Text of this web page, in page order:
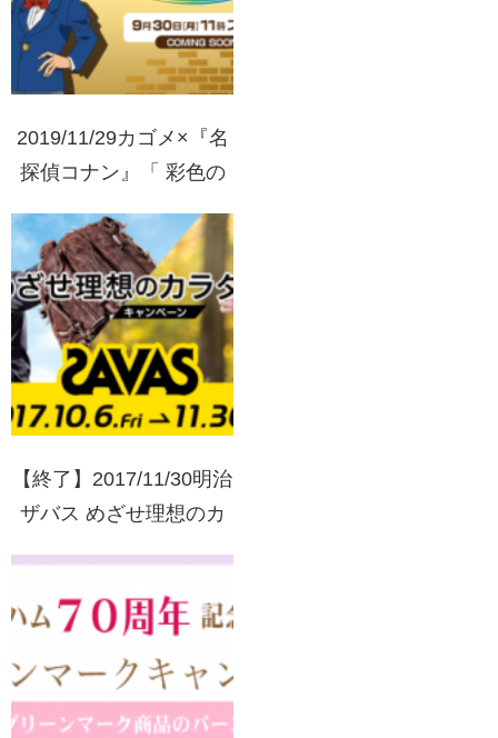
2019/11/29カゴメ×『名
探偵コナン』「 彩色の
【終了】2017/11/30明治
ザバス めざせ理想のカ